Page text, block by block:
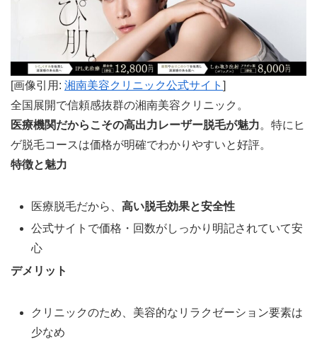
[画像引用: 湘南美容クリニック公式サイト ]
全国展開で信頼感抜群の湘南美容クリニック。
医療機関だからこその高出力レーザー脱毛が魅力。特にヒ
ゲ脱毛コースは価格が明確でわかりやすいと好評。
特徴と魅力
医療脱毛だから、高い脱毛効果と安全性
公式サイトで価格・回数がしっかり明記されていて安
心
デメリット
クリニックのため、美容的なリラクゼーション要素は
少なめ